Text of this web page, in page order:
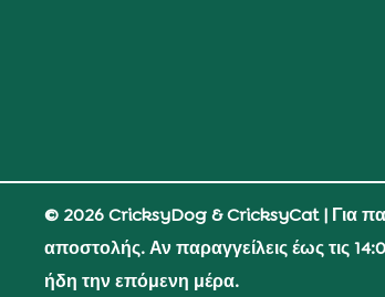
© 2026 CricksyDog & CricksyCat| Για
αποστολής. Αν παραγγείλεις έως τις
ήδη την επόμενη μέρα.